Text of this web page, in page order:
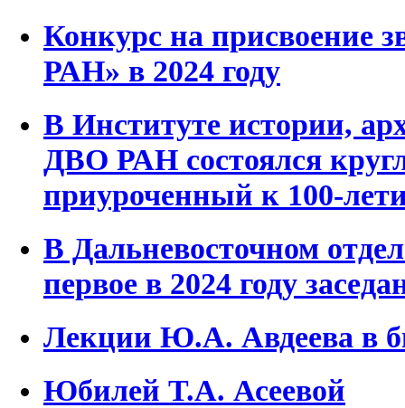
Конкурс на присвоение
РАН» в 2024 году
В Институте истории,
ДВО РАН состоялся
приуроченный к 100-
В Дальневосточном
первое в 2024 году
Лекции Ю.А. Авдеева в
Юбилей Т.А. Асеевой